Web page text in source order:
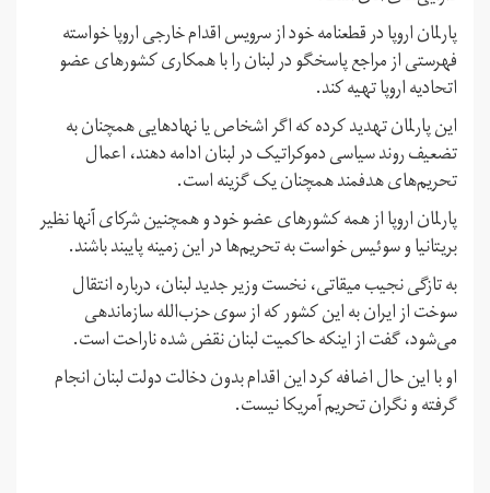
پارلمان اروپا در قطعنامه خود از سرویس اقدام خارجی اروپا خواسته
فهرستی از مراجع پاسخگو در لبنان را با همکاری کشورهای عضو
اتحادیه اروپا تهیه کند.
این پارلمان تهدید کرده که اگر اشخاص یا نهادهایی همچنان به
تضعیف روند سیاسی دموکراتیک در لبنان ادامه دهند، اعمال
تحریم‌های هدفمند همچنان یک گزینه است.
پارلمان اروپا از همه کشورهای عضو خود و همچنین شرکای آنها نظیر
بریتانیا و سوئیس خواست به تحریم‌ها در این زمینه پایبند باشند.
به تازگی نجیب میقاتی، نخست وزیر جدید لبنان، درباره انتقال
سوخت از ایران به این کشور که از سوی حزب‌الله سازماندهی
می‌شود، گفت از اینکه حاکمیت لبنان نقض شده ناراحت است.
او با این حال اضافه کرد این اقدام بدون دخالت دولت لبنان انجام
گرفته و نگران تحریم آمریکا نیست.